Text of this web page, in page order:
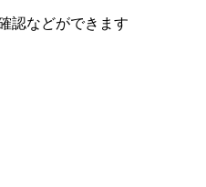
認などができます